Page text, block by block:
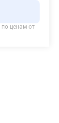
по ценам от